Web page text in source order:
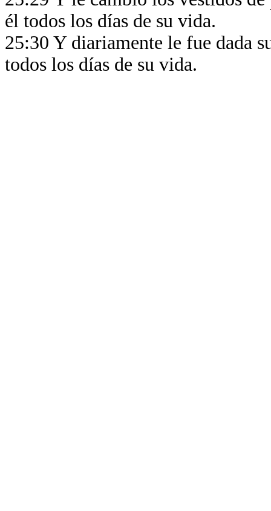
él todos los días de su vida.
25:30 Y diariamente le fue dada
todos los días de su vida.